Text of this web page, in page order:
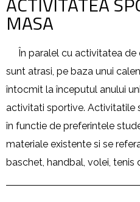
MASA
În paralel cu activitatea de
sunt atrasi, pe baza unui
întocmit la începutul anului
activitati sportive. Activitatile
în functie de preferintele
materiale existente si se
baschet, handbal, volei, tenis